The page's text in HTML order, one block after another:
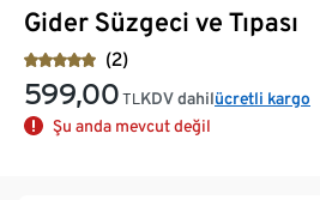
Gider Süzgeci ve Tıpası
(2)
599,00 TLKDV dahilücretli kargo
Şu anda mevcut değil